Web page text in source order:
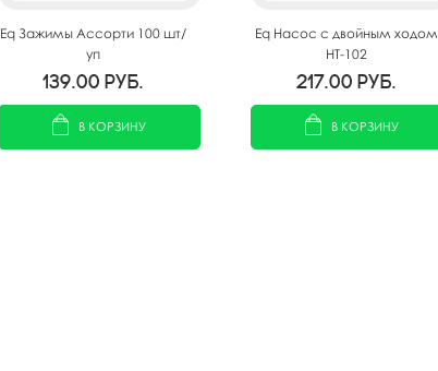
Eq Зажимы Ассорти 100 шт/
уп
139.00 руб.
В КОРЗИНУ
Eq Насос с двойным ходом
HT-102
217.00 руб.
В КОРЗИНУ